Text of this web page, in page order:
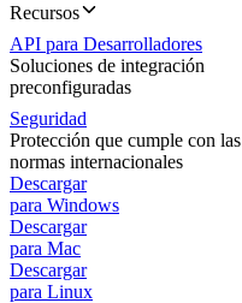
Recursos
API para Desarrolladores
Soluciones de integración
preconfiguradas
Seguridad
Protección que cumple con las
normas internacionales
Descargar
para Windows
Descargar
para Mac
Descargar
para Linux